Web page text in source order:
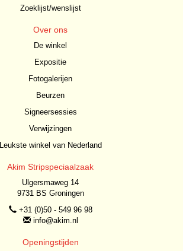
Zoeklijst/wenslijst
Over ons
De winkel
Expositie
Fotogalerijen
Beurzen
Signeersessies
Verwijzingen
Leukste winkel van Nederland
Akim Stripspeciaalzaak
Ulgersmaweg 14
9731 BS Groningen
+31 (0)50 - 549 96 98
info@akim.nl
Openingstijden